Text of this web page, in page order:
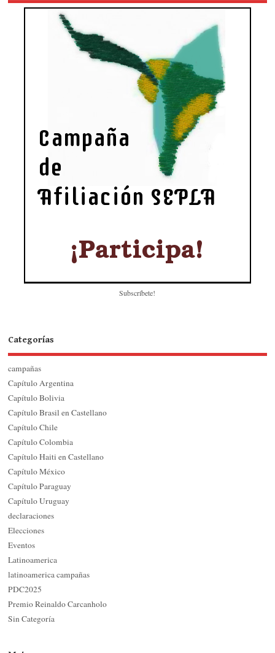
Subscríbete!
Categorías
campañas
Capítulo Argentina
Capítulo Bolivia
Capítulo Brasil en Castellano
Capítulo Chile
Capítulo Colombia
Capítulo Haiti en Castellano
Capítulo México
Capítulo Paraguay
Capítulo Uruguay
declaraciones
Elecciones
Eventos
Latinoamerica
latinoamerica campañas
PDC2025
Premio Reinaldo Carcanholo
Sin Categoría